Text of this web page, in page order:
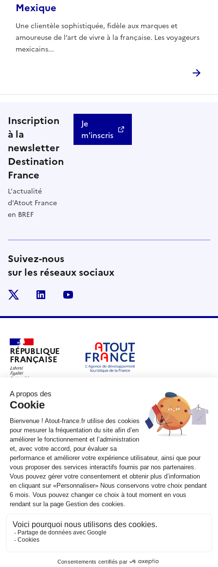
Mexique
Une clientèle sophistiquée, fidèle aux marques et
amoureuse de l’art de vivre à la française. Les voyageurs
mexicains...
Inscription
à la
newsletter
Destination
France
L'actualité
d'Atout France
en BREF
Je
m'inscris
Suivez-nous
sur les réseaux sociaux
linkedin
RÉPUBLIQUE
FRANÇAISE
legifrance.gouv.fr
service-public.fr
data.gouv.fr
Plan du site Qui sommes-nous ? Marchés publics
Accessibilité :
partiellement conforme
Mentions légales CGV Contact
Sauf mention contraire, tous les contenus de ce site sont sous